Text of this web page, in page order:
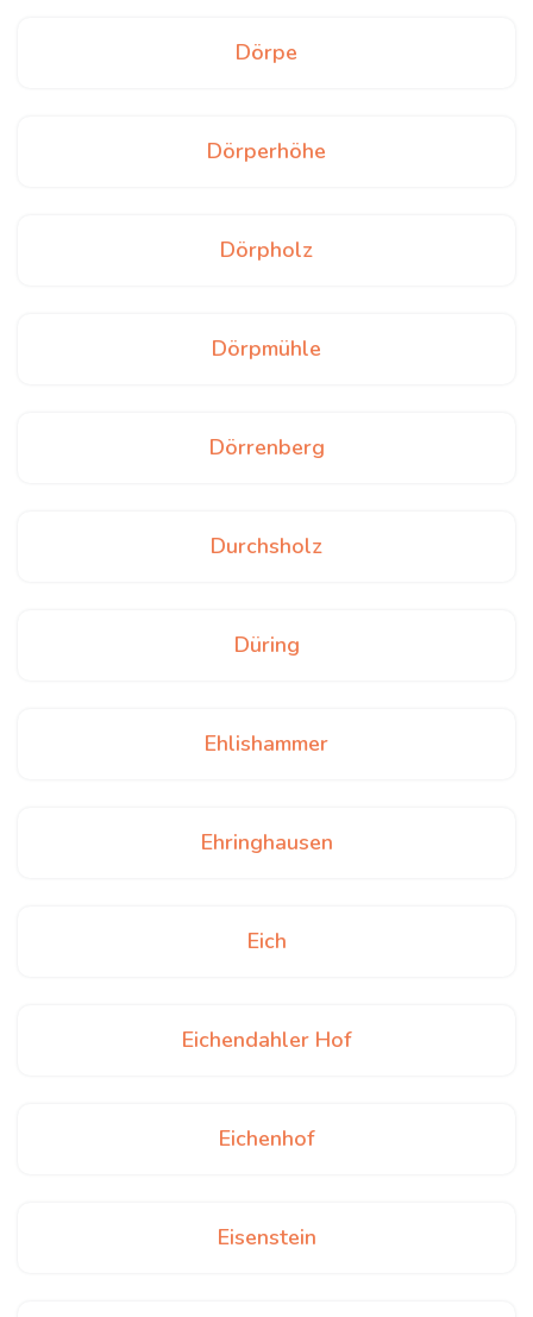
Dörpe
Dörperhöhe
Dörpholz
Dörpmühle
Dörrenberg
Durchsholz
Düring
Ehlishammer
Ehringhausen
Eich
Eichendahler Hof
Eichenhof
Eisenstein